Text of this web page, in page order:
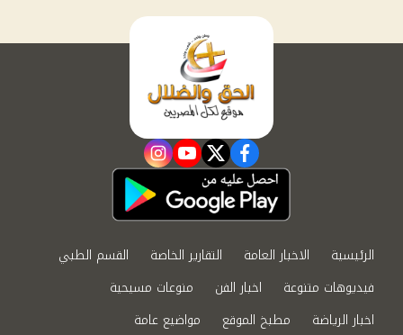
facebook
twitter
youtube
instagram
الرئيسية الاخبار العامة التقارير الخاصة
القسم الطبي
فيديوهات متنوعة
اخبار الفن
منوعات مسيحية
اخبار الرياضة
مطبخ الموقع مواضيع عامة